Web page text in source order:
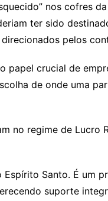
nos cofres
ter sido
pelos
crucial de
de onde uma
no regime de Lucro
Santo. É um
suporte